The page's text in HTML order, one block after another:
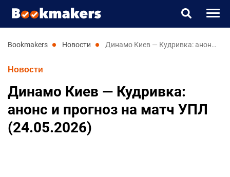
Букмекеры
Казино
bookmakers новости Динамо Киев — Кудривка: анонс и прогноз на матч УПЛ (24.05.2026)
Новости
Динамо Киев — Кудривка:
анонс и прогноз на матч УПЛ
(24.05.2026)